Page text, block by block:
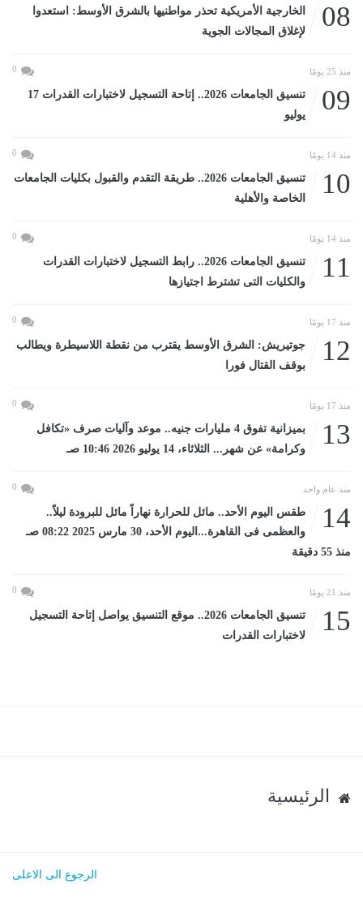
08
الخارجية الأمريكية تحذر مواطنيها بالشرق الأوسط: استعدوا
لإغلاق المجالات الجوية
منذ 25 يومًا 0
09
تنسيق الجامعات 2026.. إتاحة التسجيل لاختبارات القدرات 17
يوليو
منذ 14 يومًا 0
10
تنسيق الجامعات 2026.. طريقة التقدم والقبول بكليات الجامعات
الخاصة والأهلية
منذ 14 يومًا 0
11
تنسيق الجامعات 2026.. رابط التسجيل لاختبارات القدرات
والكليات التى تشترط اجتيازها
منذ 17 يومًا 0
12
جوتيريش: الشرق الأوسط يقترب من نقطة اللاسيطرة ويطالب
بوقف القتال فورا
منذ 17 يومًا 0
13
بميزانية تفوق 4 مليارات جنيه.. موعد وآليات صرف «تكافل
وكرامة» عن شهر... الثلاثاء، 14 يوليو 2026 10:46 صـ
منذ عام واحد 0
14
طقس اليوم الأحد.. مائل للحرارة نهاراً مائل للبرودة ليلاً..
والعظمى فى القاهرة...اليوم الأحد، 30 مارس 2025 08:22 صـ
منذ 55 دقيقة
منذ 21 يومًا 0
15
تنسيق الجامعات 2026.. موقع التنسيق يواصل إتاحة التسجيل
لاختبارات القدرات
الرئيسية
الرجوع الى الاعلى